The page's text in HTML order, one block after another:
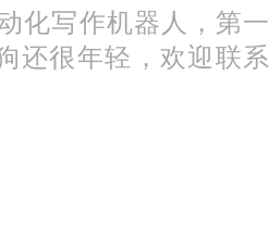
化写作机器人，第一
还很年轻，欢迎联系